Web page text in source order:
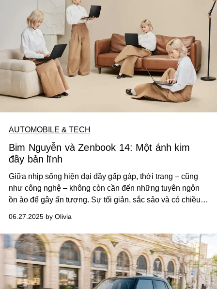
AUTOMOBILE & TECH
Bim Nguyễn và Zenbook 14: Một ánh kim
đầy bản lĩnh
Giữa nhịp sống hiện đại đầy gấp gáp, thời trang – cũng
như công nghệ – không còn cần đến những tuyên ngôn
ồn ào để gây ấn tượng. Sự tối giản, sắc sảo và có chiều
bản thân. Đó cũng là tinh thần xuyên suốt trong bộ ảnh
hợp tác giữa ASUS và Bim Nguyễn: một phong cách sống
đương đại, nơi công nghệ hiện diện một cách tinh tế –
mỏng nhẹ trong thiết kế, pin lâu cho hiệu suất bền bỉ, và AI
thông minh góp phần nâng tầm trải nghiệm sống linh hoạt
mỗi ngày.
06.27.2025 by Olivia